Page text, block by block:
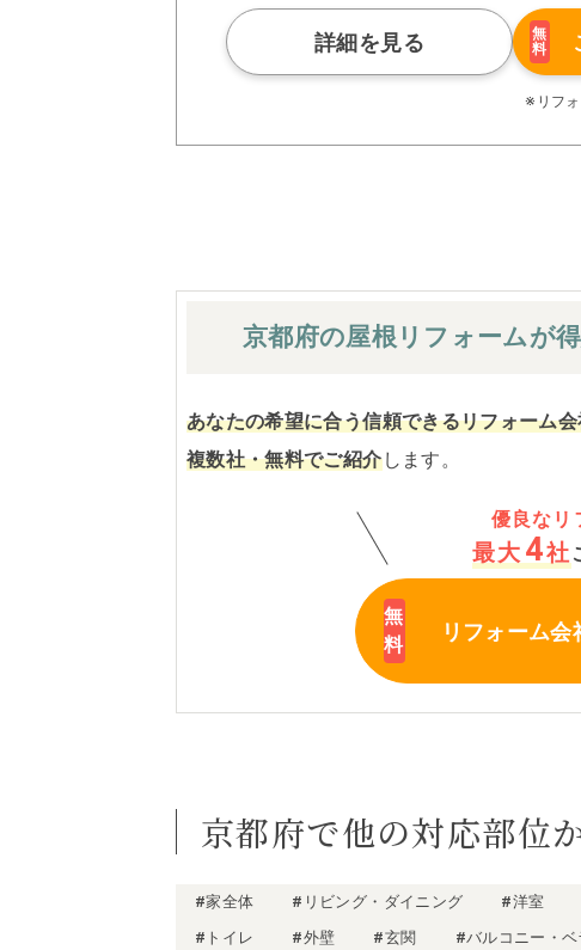
られた充実の施工マニュアルや検査体制により
さらに、住友不動産のリフォームならではの充
ぜひ、あなたの大切なお住まいの再生を私たちに
※お客様のご要望による工事内容変更がない限
詳細を見る
無
料
※リフォ
京都府の屋根 リフォームが
あなたの希望に合う信頼できるリフォーム
複数社・無料でご紹介します。
優良なリ
最大 4社
リフォーム会
京都府で他の対応部位
#家全体 #リビング・ダイニング #洋室
#トイレ
#外壁 #玄関 #バルコニー・ベ